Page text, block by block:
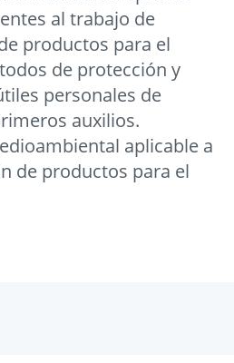
al trabajo de
productos para el
de protección y
personales de
auxilios.
aplicable a
de productos para el